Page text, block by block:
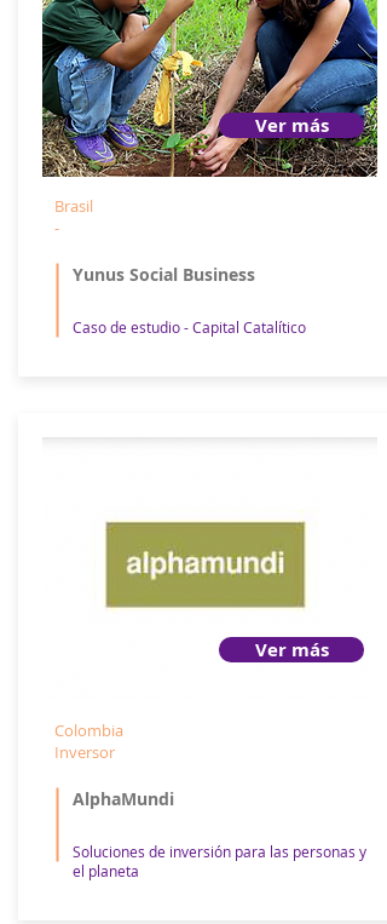
Ver más
Brasil
-
Yunus Social Business
Caso de estudio - Capital Catalítico
Ver más
Colombia
Inversor
AlphaMundi
Soluciones de inversión para las personas y
el planeta